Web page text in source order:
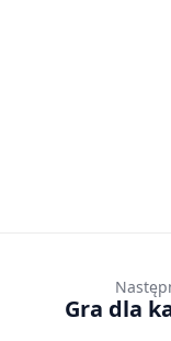
Gra dla